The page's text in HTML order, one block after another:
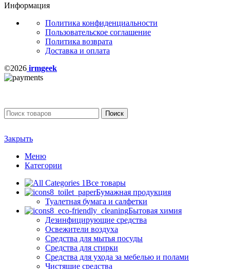
Информация
Политика конфиденциальности
Пользовательское соглашение
Политика возврата
Доставка и оплата
©2026 irmgeek
Поиск
Закрыть
Меню
Категории
Все товары
Бумажная продукция
Туалетная бумага и салфетки
Бытовая химия
Дезинфицирующие средства
Освежители воздуха
Средства для мытья посуды
Средства для стирки
Средства для ухода за мебелью и полами
Чистящие средства